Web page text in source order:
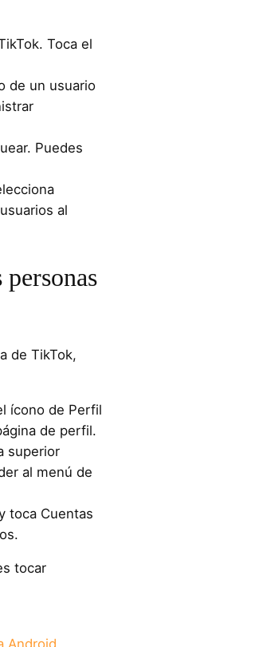
Toca el
de un usuario
Puedes
al
de TikTok,
ícono de Perfil
de perfil.
superior
al menú de
toca Cuentas
tocar